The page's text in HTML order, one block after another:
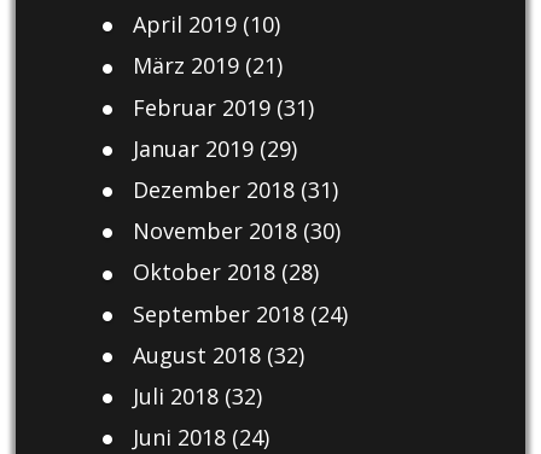
April 2019(10)
März 2019(21)
Februar 2019(31)
Januar 2019(29)
Dezember 2018(31)
November 2018(30)
Oktober 2018(28)
September 2018(24)
August 2018(32)
Juli 2018(32)
Juni 2018(24)